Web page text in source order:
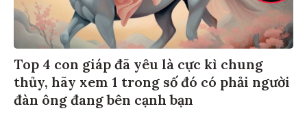
Top 4 con giáp đã yêu là cực kì chung
thủy, hãy xem 1 trong số đó có phải người
đàn ông đang bên cạnh bạn